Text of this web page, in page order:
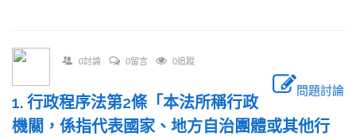
0討論 0留言 0追蹤
問題討論
1. 行政程序法第2條「本法所稱行政
機關，係指代表國家、地方自治團體或其他行